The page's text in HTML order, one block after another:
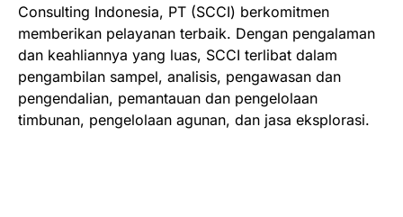
Consulting Indonesia, PT (SCCI) berkomitmen
memberikan pelayanan terbaik. Dengan pengalaman
dan keahliannya yang luas, SCCI terlibat dalam
pengambilan sampel, analisis, pengawasan dan
pengendalian, pemantauan dan pengelolaan
timbunan, pengelolaan agunan, dan jasa eksplorasi.